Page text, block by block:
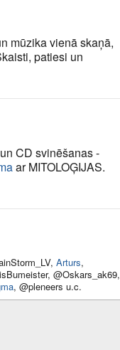
mūzika vienā skaņā,
patiesi un
CD svinēšanas -
ar MITOLOĢIJAS.
Arturs,
@Oskars_ak69,
, @pleneers u.c.